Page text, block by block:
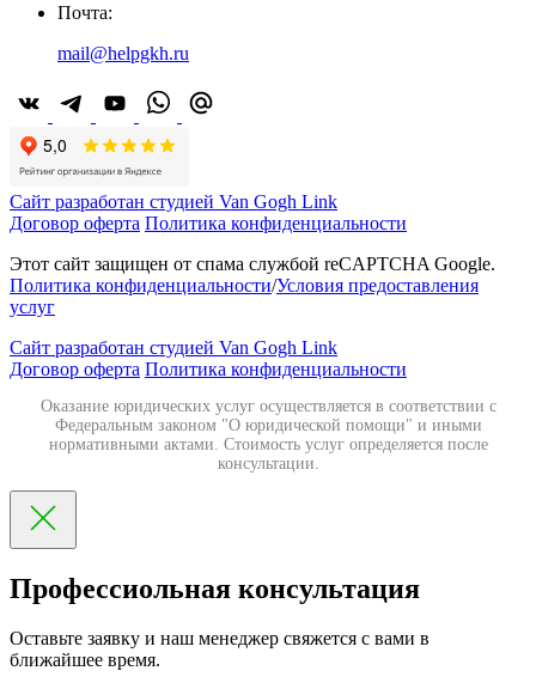
Почта:
mail@helpgkh.ru
Сайт разработан студией Van Gogh Link
Договор оферта Политика конфиденциальности
Этот сайт защищен от спама службой reCAPTCHA Google.
Политика конфиденциальности/Условия предоставления
услуг
Сайт разработан студией Van Gogh Link
Договор оферта Политика конфиденциальности
Оказание юридических услуг осуществляется в соответствии с
Федеральным законом "О юридической помощи" и иными
нормативными актами. Стоимость услуг определяется после
консультации.
Профессиольная консультация
Оставьте заявку и наш менеджер свяжется с вами в
ближайшее время.